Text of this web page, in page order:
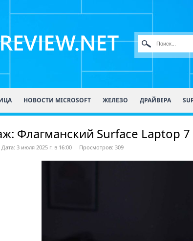
НОВОСТИ MICROSOFT ЖЕЛЕЗО ДРАЙВЕРА
Флагманский Surface Laptop
Дата: 3 июля 2025 г. в 16:00 Просмотров: 309